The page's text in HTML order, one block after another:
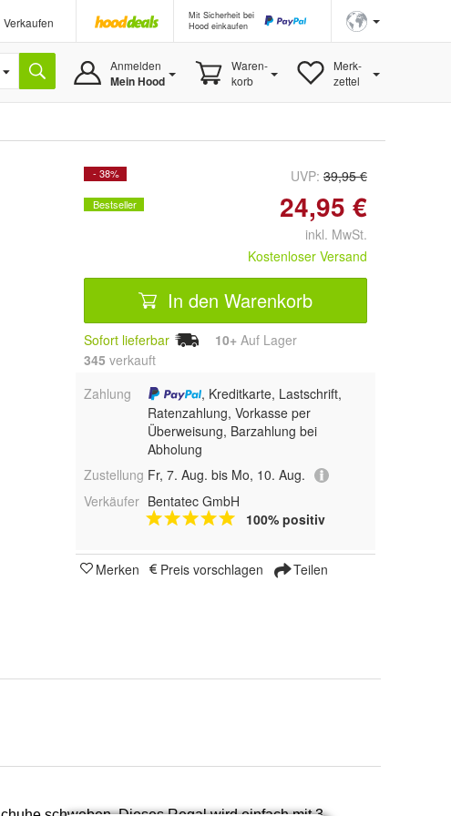
Verkaufen
Mit Sicherheit bei
Hood einkaufen
Anmelden
Mein Hood
Waren-
korb
Merk-
zettel
- 38% UVP: 39,95 €
Bestseller 24,95 €
inkl. MwSt.
Kostenloser Versand
In den Warenkorb
Sofort lieferbar 10+ Auf Lager
345 verkauft
Zahlung
, Kreditkarte, Lastschrift,
Ratenzahlung, Vorkasse per
Überweisung, Barzahlung bei
Abholung
Zustellung Fr, 7. Aug. bis Mo, 10. Aug.
Verkäufer Bentatec GmbH
100% positiv
Merken Preis vorschlagen Teilen